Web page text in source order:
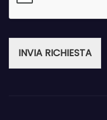
INVIA RICHIESTA